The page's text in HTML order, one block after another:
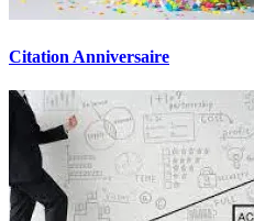
Citation Anniversaire